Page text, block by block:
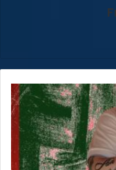
Yosimar
Arias
pasó
este
jueves
de